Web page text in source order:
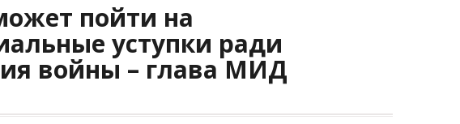
пойти на
уступки ради
войны – глава МИД